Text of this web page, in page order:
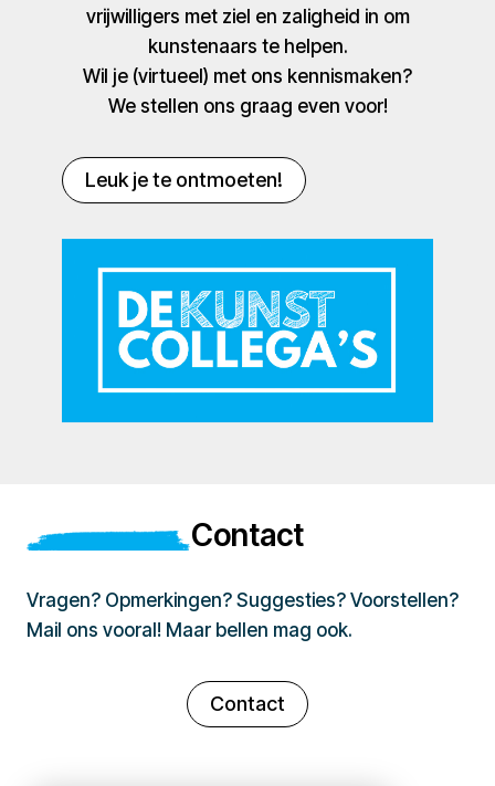
vrijwilligers met ziel en zaligheid in om
kunstenaars te helpen.
Wil je (virtueel) met ons kennismaken?
We stellen ons graag even voor!
Leuk je te ontmoeten!
Contact
Vragen? Opmerkingen? Suggesties? Voorstellen?
Mail ons vooral! Maar bellen mag ook.
Contact